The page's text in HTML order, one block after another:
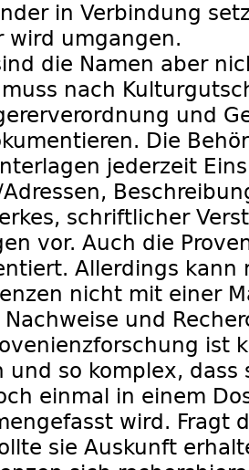
in Verbindung
wird umgangen.
die Namen aber
nach
und
Die
jederzeit
schriftlicher
vor. Auch die
Allerdings kann
nicht mit einer
Nachweise und
ist
und so komplex, dass
einmal in einem
wird. Fragt
sie Auskunft